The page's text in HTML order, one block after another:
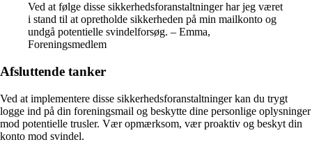
Ved at følge disse sikkerhedsforanstaltninger har jeg været
i stand til at opretholde sikkerheden på min mailkonto og
undgå potentielle svindelforsøg. – Emma,
Foreningsmedlem
Afsluttende tanker
Ved at implementere disse sikkerhedsforanstaltninger kan du trygt
logge ind på din foreningsmail og beskytte dine personlige oplysninger
mod potentielle trusler. Vær opmærksom, vær proaktiv og beskyt din
konto mod svindel.